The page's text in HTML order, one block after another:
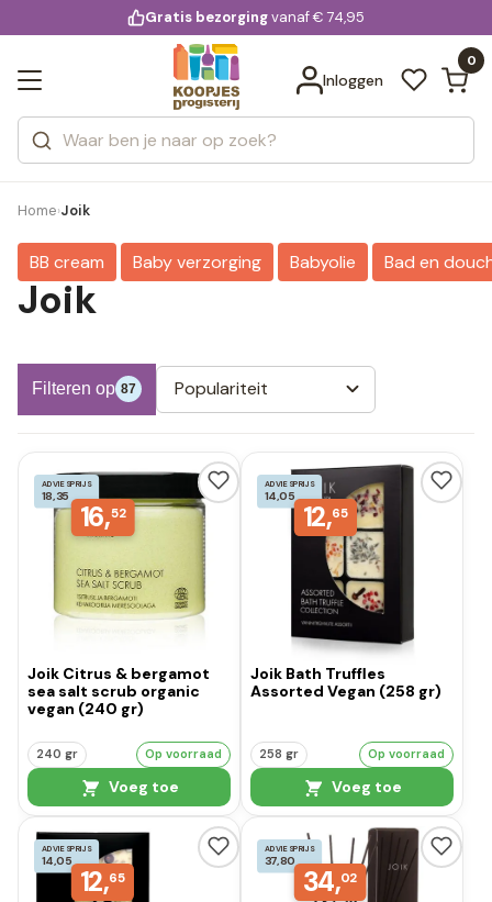
voor 20:00 uur besteld
Gratis bezorgingvanaf € 74,95
Inloggen
0
Zoeken
Categorieën
Merken
Bekijk alle resultaten
Home›Joik
BB cream Baby verzorging Babyolie Bad en
Joik
Filteren op 87 Populariteit
ADVIESPRIJS
18,35
16,52
Joik Citrus & bergamot
sea salt scrub organic
vegan (240 gr)
240 gr Op voorraad
Voeg toe
ADVIESPRIJS
14,05
12,65
Joik Bath Truffles
Assorted Vegan (258 gr)
258 gr Op voorraad
Voeg toe
ADVIESPRIJS
14,05
12,65
ADVIESPRIJS
37,80
34,02